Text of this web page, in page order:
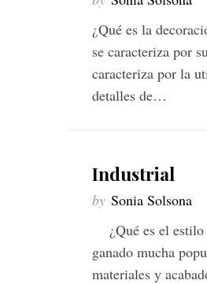
¿Qué es la
se caracteriza por
caracteriza por la
detalles de…
Industrial
by Sonia Solsona
¿Qué es el estilo
ganado mucha
materiales y